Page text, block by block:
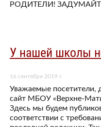
РОДИТЕЛИ!
У нашей школы
16 сентября 2019 г.
Уважаемые посетители,
сайт МБОУ «Верхне-
Здесь мы будем
соответствии с